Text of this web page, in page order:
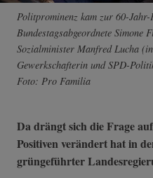
Politprominenz kam zur 60-
Bundestagsabgeordnete Simone
Sozialminister Manfred Lucha
Gewerkschafterin und SPD-
Foto: Pro Familia
Da drängt sich die Frage
Positiven verändert hat in
grüngeführter